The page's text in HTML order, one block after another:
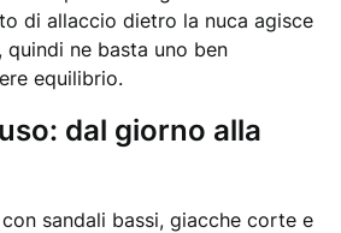
di allaccio dietro la nuca agisce
ne basta uno ben
equilibrio.
dal giorno alla
sandali bassi, giacche corte e